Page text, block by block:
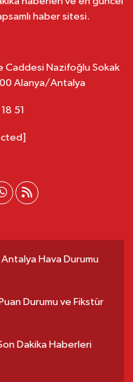
haber sitesi.
Caddesi Nazifoğlu Sokak
Alanya/Antalya
51
Antalya Hava Durumu
Puan Durumu ve Fikstür
Dakika Haberleri